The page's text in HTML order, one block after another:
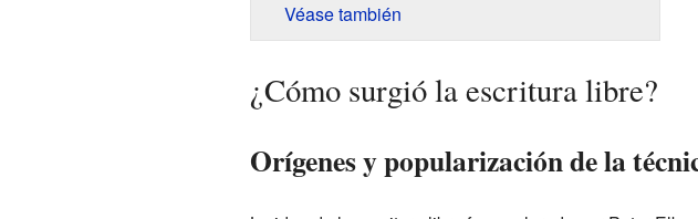
Véase también
¿Cómo surgió la escritura libre?
Orígenes y popularización de la